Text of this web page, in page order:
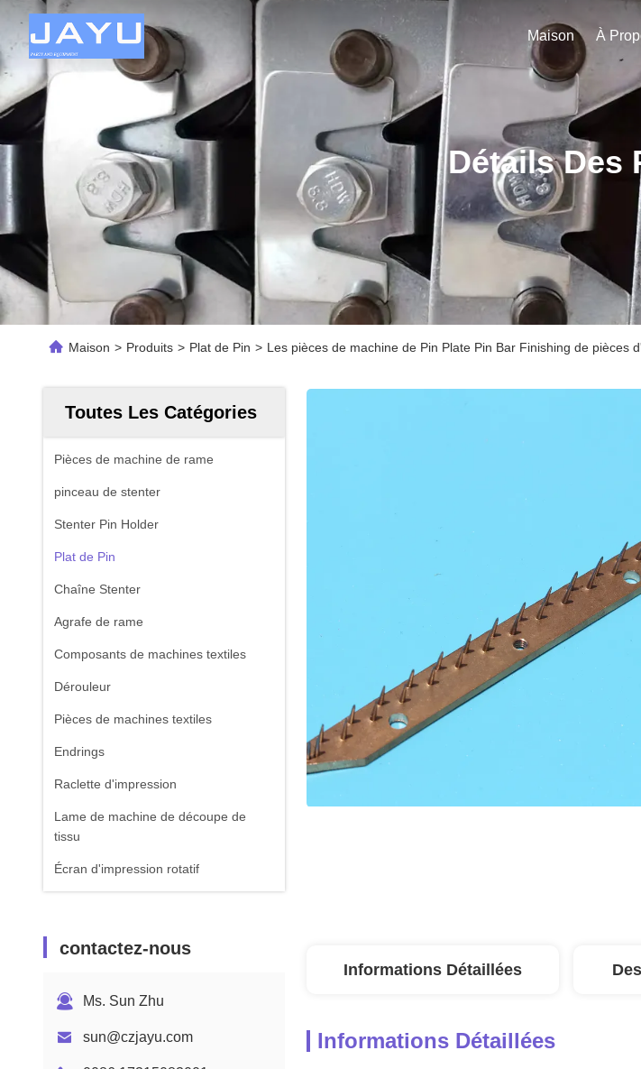
Maison
Détails Des
Maison > Produits > Plat de Pin > Les pièces de machine de Pin Plate Pin Bar Finishing de
Toutes Les Catégories
Pièces de machine de rame
pinceau de stenter
Stenter Pin Holder
Plat de Pin
Chaîne Stenter
Agrafe de rame
Composants de machines textiles
Dérouleur
Pièces de machines textiles
Endrings
Raclette d'impression
Lame de machine de découpe de
tissu
Écran d'impression rotatif
contactez-nous
Ms. Sun Zhu
sun@czjayu.com
Informations Détaillées
Informations Détaillées